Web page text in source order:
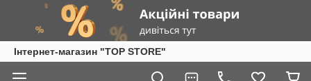
Інтернет-магазин "TOP STORE"